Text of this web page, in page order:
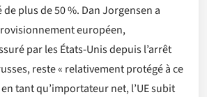
plus de 50 %. Dan Jorgensen a
européen,
par les États-Unis depuis l’arrêt
reste « relativement protégé à ce
tant qu’importateur net, l’UE subit